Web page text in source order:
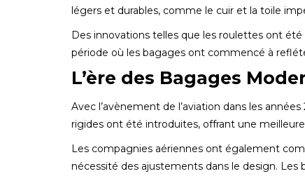
légers et durables, comme le cuir et la toile
Des innovations telles que les roulettes ont
période où les bagages ont commencé à
L’ère des Bagages
Avec l’avènement de l’aviation dans les
rigides ont été introduites, offrant une
Les compagnies aériennes ont également
nécessité des ajustements dans le design.